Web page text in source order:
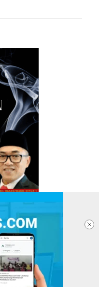
PASANG IKLAN
PRIVASI
DISCLAIMER
PERS